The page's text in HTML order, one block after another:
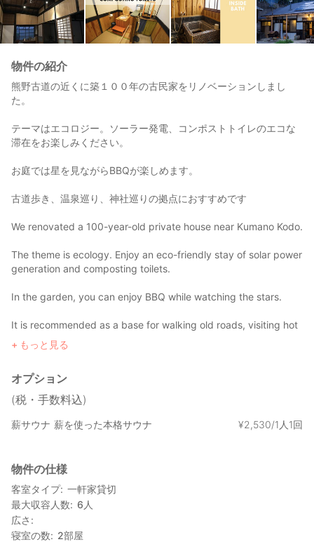
物件の紹介
熊野古道の近くに築１００年の古民家をリノベーションしまし
た。
テーマはエコロジー。ソーラー発電、コンポストトイレのエコな
滞在をお楽しみください。
お庭では星を見ながらBBQが楽しめます。
古道歩き、温泉巡り、神社巡りの拠点におすすめです
We renovated a 100-year-old private house near Kumano Kodo.
The theme is ecology. Enjoy an eco-friendly stay of solar power
generation and composting toilets.
In the garden, you can enjoy BBQ while watching the stars.
It is recommended as a base for walking old roads, visiting hot
springs, and visiting shrines.
もっと見る
オプション
(税・手数料込)
薪サウナ 薪を使った本格サウナ ¥2 ,530/1人1回
物件の仕様
客室タイプ 一軒家貸切
最大収容人数
6 人
広さ
寝室の数
2部屋